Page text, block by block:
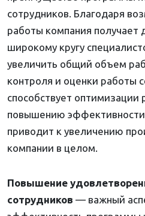
сотрудников. Благодаря
работы компания получает
широкому кругу
увеличить общий объем
контроля и оценки работы
способствует оптимизации
повышению
приводит к увеличению
компании в целом.
Повышение
сотрудников — важный